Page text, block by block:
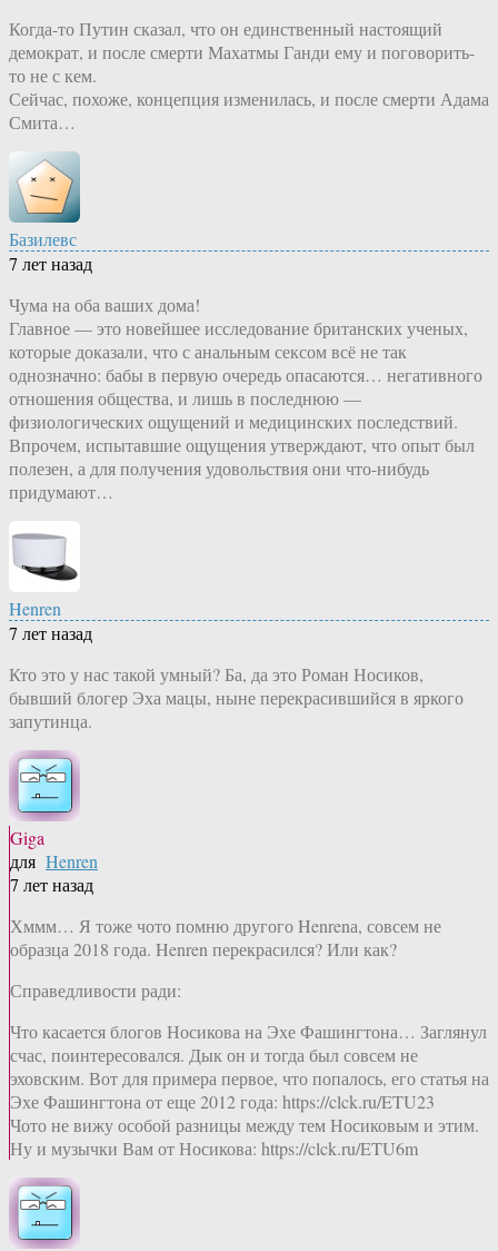
Когда-то Путин сказал, что он единственный настоящий
демократ, и после смерти Махатмы Ганди ему и поговорить-
то не с кем.
Сейчас, похоже, концепция изменилась, и после смерти Адама
Смита…
Базилевс
7 лет назад
Чума на оба ваших дома!
Главное — это новейшее исследование британских ученых,
которые доказали, что с анальным сексом всё не так
однозначно: бабы в первую очередь опасаются… негативного
отношения общества, и лишь в последнюю —
физиологических ощущений и медицинских последствий.
Впрочем, испытавшие ощущения утверждают, что опыт был
полезен, а для получения удовольствия они что-нибудь
придумают…
Henren
7 лет назад
Кто это у нас такой умный? Ба, да это Роман Носиков,
бывший блогер Эха мацы, ныне перекрасившийся в яркого
запутинца.
Giga
для Henren
7 лет назад
Хммм… Я тоже чото помню другого Henrenа, совсем не
образца 2018 года. Henren перекрасился? Или как?
Справедливости ради:
Что касается блогов Носикова на Эхе Фашингтона… Заглянул
счас, поинтересовался. Дык он и тогда был совсем не
эховским. Вот для примера первое, что попалось, его статья на
Эхе Фашингтона от еще 2012 года: https://clck.ru/ETU23
Чото не вижу особой разницы между тем Носиковым и этим.
Ну и музычки Вам от Носикова: https://clck.ru/ETU6m